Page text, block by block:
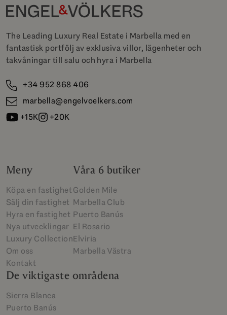
The Leading Luxury Real Estate i Marbella med en
fantastisk portfölj av exklusiva villor, lägenheter och
takvåningar till salu och hyra i Marbella
+34 952 868 406
marbella@engelvoelkers.com
+15K
+20K
Meny
Köpa en fastighet
Sälj din fastighet
Hyra en fastighet
Nya utvecklingar
Luxury Collection
Om oss
Kontakt
Våra 6 butiker
Golden Mile
Marbella Club
Puerto Banús
El Rosario
Elviria
Marbella Västra
De viktigaste områdena
Sierra Blanca
Puerto Banús